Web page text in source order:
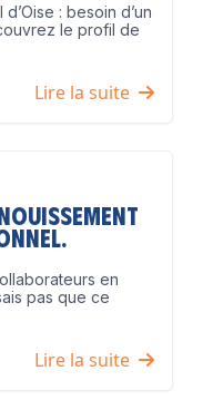
: besoin d’un
le profil de
Lire la suite
en
pas que ce
Lire la suite